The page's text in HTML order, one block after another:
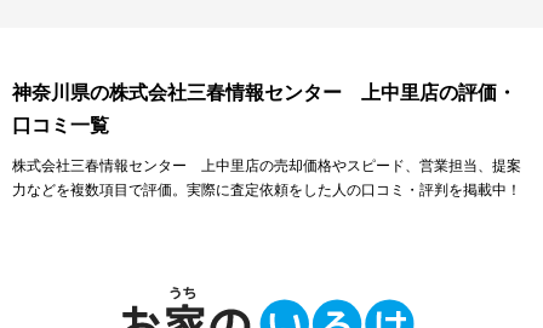
神奈川県の株式会社三春情報センター 上中里店の評価・
口コミ一覧
株式会社三春情報センター 上中里店の売却価格やスピード、営業担当、提案
力などを複数項目で評価。実際に査定依頼をした人の口コミ・評判を掲載中！